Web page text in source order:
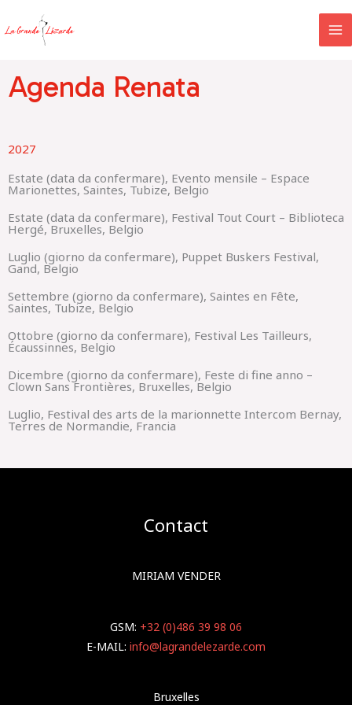
al
contenuto
Agenda Renata
2027
Estate (data da confermare), Evento mensile – Espace
Marionettes, Saintes, Tubize, Belgio
Estate (data da confermare), Festival Tout Court – Biblioteca
Hergé, Bruxelles, Belgio
Luglio (giorno da confermare), Puppet Buskers Festival,
Gand, Belgio
Settembre (giorno da confermare), Saintes en Fête,
Saintes, Tubize, Belgio
Ottobre (giorno da confermare), Festival Les Tailleurs,
Écaussinnes, Belgio
Dicembre (giorno da confermare), Feste di fine anno –
Clown Sans Frontières, Bruxelles, Belgio
Luglio, Festival des arts de la marionnette Intercom Bernay,
Terres de Normandie, Francia
Contact
MIRIAM VENDER
GSM: +32 (0)486 39 98 06
E-MAIL: info@lagrandelezarde.com
Bruxelles